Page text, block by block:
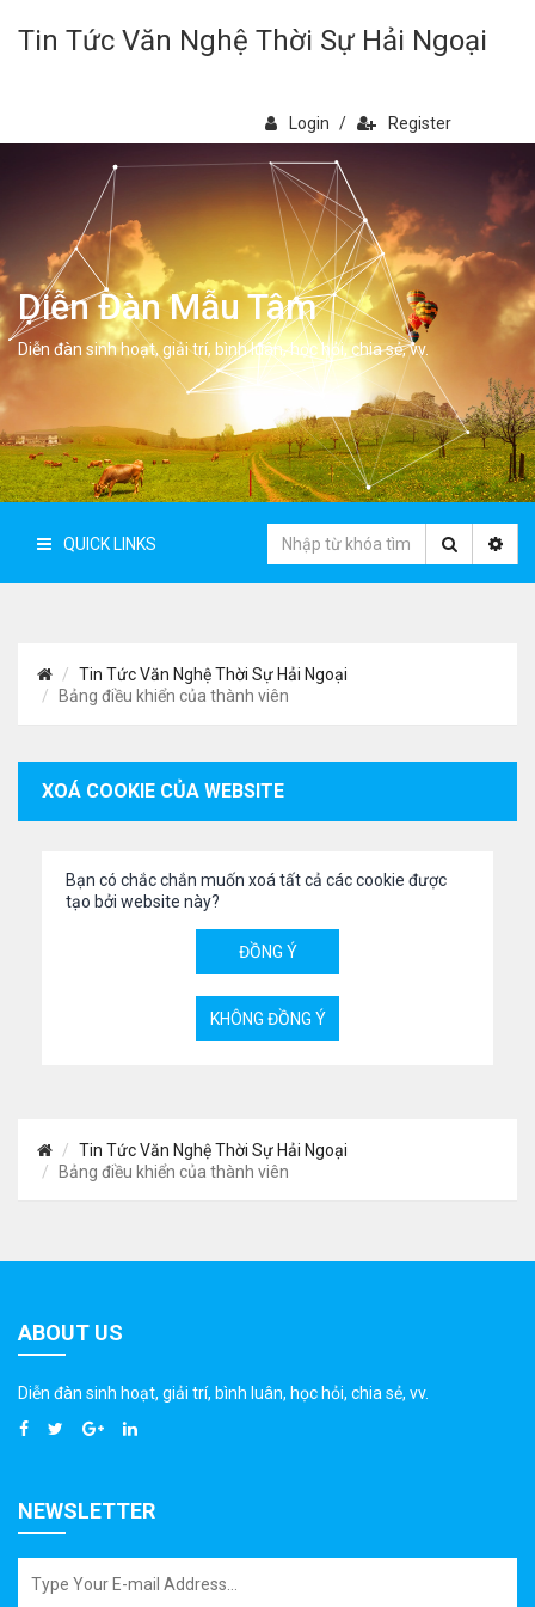
Tin Tức Văn Nghệ Thời Sự Hải Ngoại
Login / Register
Diễn Đàn Mẫu Tâm
Diễn đàn sinh hoạt, giải trí, bình luân, học hỏi, chia sẻ, vv.
QUICK LINKS
Tin Tức Văn Nghệ Thời Sự Hải Ngoại
Bảng điều khiển của thành viên
XOÁ COOKIE CỦA WEBSITE
Bạn có chắc chắn muốn xoá tất cả các cookie được
tạo bởi website này?
Tin Tức Văn Nghệ Thời Sự Hải Ngoại
Bảng điều khiển của thành viên
ABOUT US
Diễn đàn sinh hoạt, giải trí, bình luân, học hỏi, chia sẻ, vv.
NEWSLETTER